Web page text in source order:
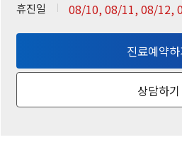
휴진일 08/10, 08/11, 08/12,
진료예약하
상담하기